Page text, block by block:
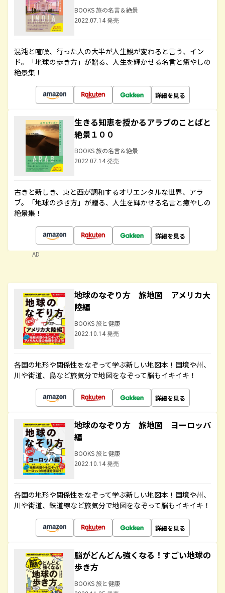
BOOKS 旅の名言＆絶景
2022.07.14 発売
混沌と喧噪、行った人の大半が人生観が変わると言う、イン
ド。「地球の歩き方」が贈る、人生を輝かせる名言と癒やしの
絶景集！
詳細を見る
生きる知恵を授かるアラブのことばと
絶景１００
BOOKS 旅の名言＆絶景
2022.07.14 発売
古きと新しき、東と西が調和するオリエンタルな世界、アラ
ブ。「地球の歩き方」が贈る、人生を輝かせる名言と癒やしの
絶景集！
詳細を見る
AD
地球のなぞり方 旅地図 アメリカ大
陸編
BOOKS 旅と健康
2022.10.14 発売
各国の地形や関係性をなぞって学ぶ新しい地図本！国境や州、
川や街道、島など旅気分で地図をなぞって脳もイキイキ！
詳細を見る
地球のなぞり方 旅地図 ヨーロッパ
編
BOOKS 旅と健康
2022.10.14 発売
各国の地形や関係性をなぞって学ぶ新しい地図本！国境や州、
川や街道、鉄道線など旅気分で地図をなぞって脳もイキイキ！
詳細を見る
脳がどんどん強くなる！すごい地球の
歩き方
BOOKS 旅と健康